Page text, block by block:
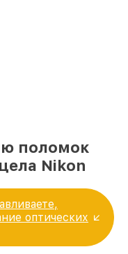
поломок
Nikon
оптических